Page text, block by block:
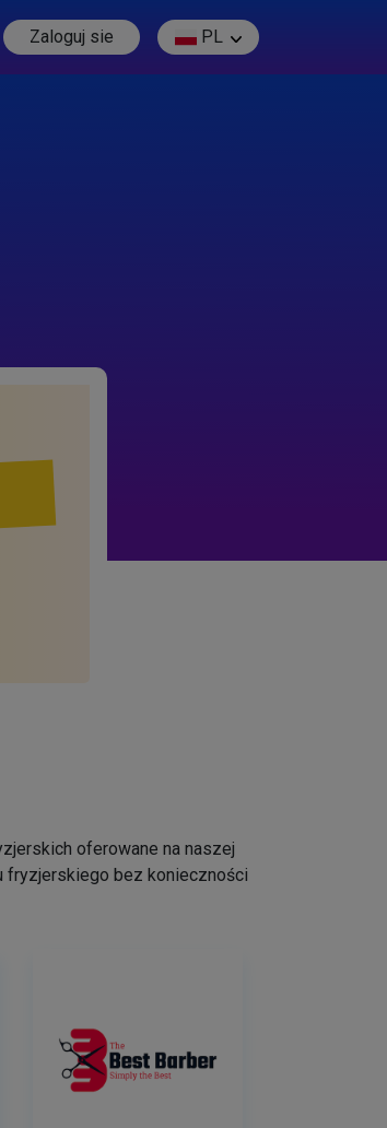
Zaloguj sie PL
oferowane na naszej
fryzjerskiego bez konieczności